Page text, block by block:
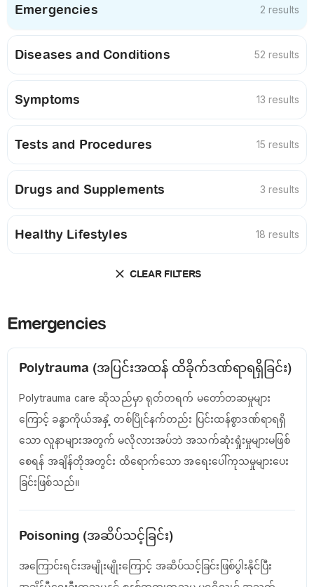
Emergencies 2 results
Diseases and Conditions 52 results
Symptoms 13 results
Tests and Procedures 15 results
Drugs and Supplements 3 results
Healthy Lifestyles 18 results
CLEAR FILTERS
Emergencies
Polytrauma (အပြင်းအထန် ထိခိုက်ဒဏ်ရာရရှိခြင်း)
Polytrauma care ဆိုသည်မှာ ရုတ်တရက် မတော်တဆမှုများ
ကြောင့် ခန္ဓာကိုယ်အနှံ့ တစ်ပြိုင်နက်တည်း ပြင်းထန်စွာဒဏ်ရာရရှိ
သော လူနာများအတွက် မလိုလားအပ်ဘဲ အသက်ဆုံးရှုံးမှုများမဖြစ်
စေရန် အချိန်တိုအတွင်း ထိရောက်သော အရေးပေါ်ကုသမှုများပေး
ခြင်းဖြစ်သည်။
Poisoning (အဆိပ်သင့်ခြင်း)
အကြောင်းရင်းအမျိုးမျိုးကြောင့် အဆိပ်သင့်ခြင်းဖြစ်ပွါးနိုင်ပြီး